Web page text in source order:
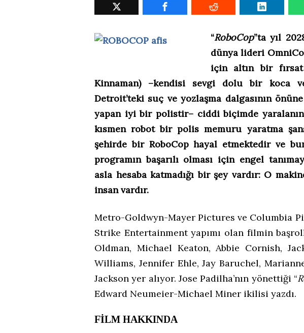
“RoboCop”ta yıl
dünya lideri
için altın bir
Kinnaman) –kendisi sevgi dolu bir koca
Detroit’teki suç ve yozlaşma dalgasının
yapan iyi bir polistir– ciddi biçimde
kısmen robot bir polis memuru yaratma
şehirde bir RoboCop hayal etmektedir ve
programın başarılı olması için engel
asla hesaba katmadığı bir şey vardır: O
insan vardır.
Metro-Goldwyn-Mayer Pictures ve Columbia
Strike Entertainment yapımı olan filmin
Oldman, Michael Keaton, Abbie Cornish,
Williams, Jennifer Ehle, Jay Baruchel,
Jackson yer alıyor. Jose Padilha’nın yönettiği “
Edward Neumeier-Michael Miner ikilisi yazdı.
FİLM HAKKINDA